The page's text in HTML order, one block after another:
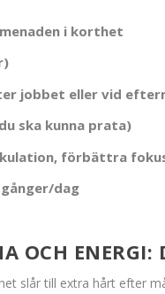
i korthet
jobbet eller vid
ska kunna prata)
förbättra
dag
OCH
slår till extra hårt efter